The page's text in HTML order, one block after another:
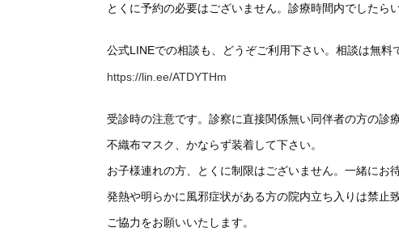
とくに予約の必要はございません。診療時間内でしたら
公式LINEでの相談も、どうぞご利用下さい。相談は無料
https://lin.ee/ATDYTHm
受診時の注意です。診察に直接関係無い同伴者の方の診
不織布マスク、かならず装着して下さい。
お子様連れの方、とくに制限はございません。一緒にお
発熱や明らかに風邪症状がある方の院内立ち入りは禁止致
ご協力をお願いいたします。